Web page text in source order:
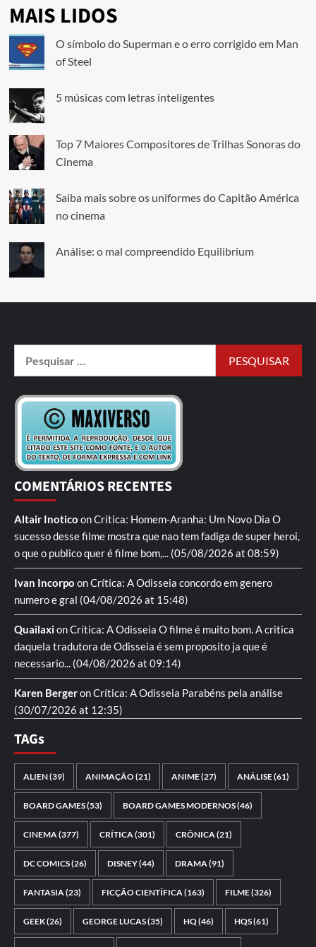
MAIS LIDOS
O símbolo do Superman e o erro corrigido em Man
of Steel
5 músicas com letras inteligentes
Top 7 Maiores Compositores de Trilhas Sonoras do
Cinema
Saiba mais sobre os uniformes do Capitão América
no cinema
Análise: o mal compreendido Equilibrium
COMENTÁRIOS RECENTES
Altair Inotico onCrítica: Homem-Aranha: Um Novo Dia O
sucesso desse filme mostra que nao tem fadiga de super heroi,
o que o publico quer é filme bom,... (05/08/2026 at 08:59)
Ivan Incorpo onCrítica: A Odisseia concordo em genero
numero e gral (04/08/2026 at 15:48)
QuailaxionCrítica: A Odisseia O filme é muito bom. A critica
daquela tradutora de Odisseia é sem proposito ja que é
necessario... (04/08/2026 at 09:14)
Karen BergeronCrítica: A Odisseia Parabéns pela análise
(30/07/2026 at 12:35)
TAGs
ALIEN(39) ANIMAÇÃO(21) ANIME(27) ANÁLISE(61)
BOARD GAMES(53) BOARD GAMES MODERNOS(46)
CINEMA(377) CRÍTICA(301) CRÔNICA(21)
DC COMICS(26) DISNEY(44) DRAMA(91)
FANTASIA(23) FICÇÃO CIENTÍFICA(163) FILME(326)
GEEK(26) GEORGE LUCAS(35) HQ(46) HQS(61)